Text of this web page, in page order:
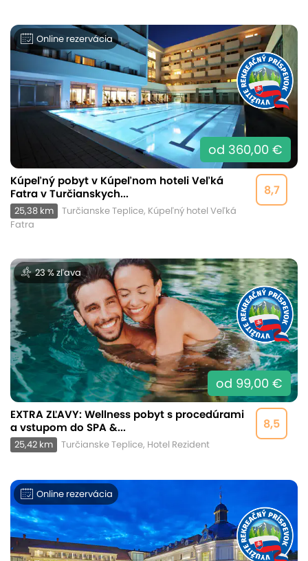
Online rezervácia
od 360,00 €
8,7
Kúpeľný pobyt v Kúpeľnom hoteli Veľká
Fatra v Turčianskych...
25,38 km
Turčianske Teplice, Kúpeľný hotel Veľká
Fatra
23 % zľava
od 99,00 €
8,5
EXTRA ZĽAVY: Wellness pobyt s procedúrami
a vstupom do SPA &...
25,42 km Turčianske Teplice, Hotel Rezident
Online rezervácia